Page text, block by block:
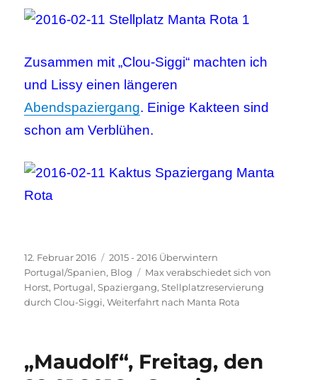
Zusammen mit „Clou-Siggi“ machten ich
und Lissy einen längeren
Abendspaziergang. Einige Kakteen sind
schon am Verblühen.
Veröffentlicht
am
12. Februar 2016 Kategorien
2015 - 2016 Überwintern
Portugal/Spanien, Blog Schlagwörter
Max verabschiedet sich von
Horst, Portugal,Spaziergang,Stellplatzreservierung
durch Clou-Siggi,Weiterfahrt nach Manta Rota
„Maudolf“, Freitag, den